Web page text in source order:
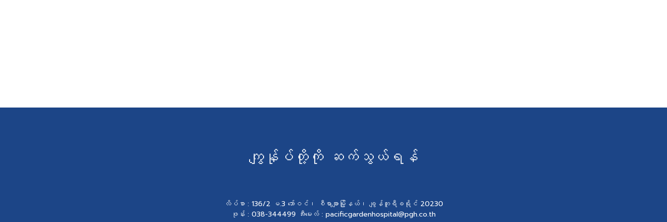
ကျွန်ုပ်တို့ကို ဆက်သွယ်ရန်
လိပ်စာ : 136/2 မ.3 ဘော်ဝင်၊ စီရာချာမြို့နယ်၊ ချွန်ဘူရီခရိုင် 20230
ဖုန်း : 038-344499 အီးမေးလ် : pacificgardenhospital@pgh.co.th